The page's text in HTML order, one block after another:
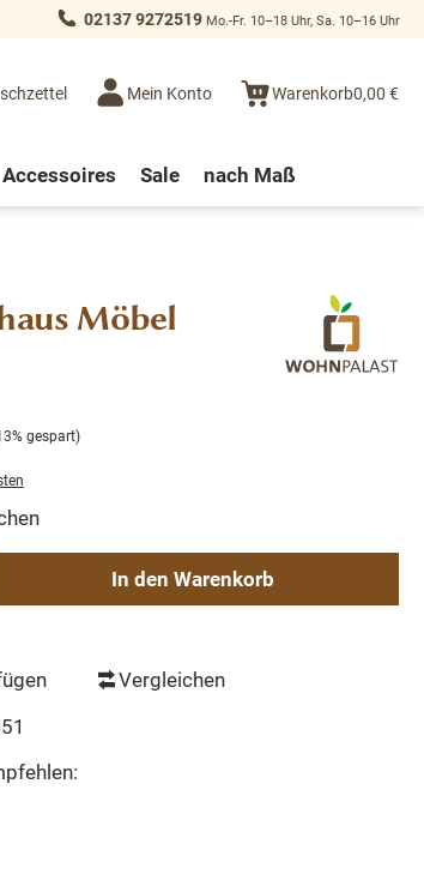
02137 9272519 Mo.-Fr. 10–18 Uhr, Sa. 10–16 Uhr
Mein Konto Warenkorb0,00 €
Accessoires Sale nach Maß
Möbel
gespart)
Wert ein oder benutze die Schaltflächen um die Anzahl zu
In den Warenkorb
Vergleichen